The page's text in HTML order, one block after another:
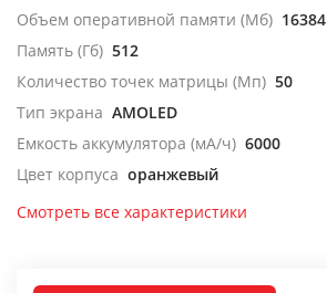
Объем оперативной памяти (Мб) 16384
Память (Гб) 512
Количество точек матрицы (Мп) 50
Тип экрана AMOLED
Емкость аккумулятора (мА/ч) 6000
Цвет корпуса оранжевый
Смотреть все характеристики